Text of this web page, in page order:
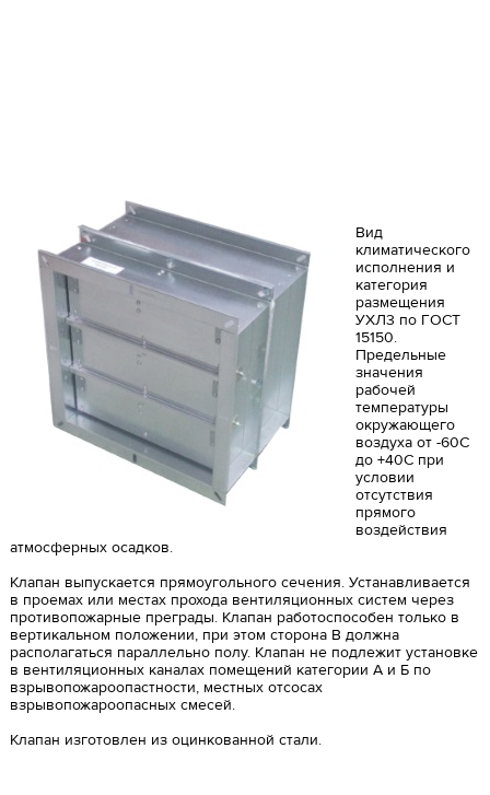
Вид
климатического
исполнения и
категория
размещения
УХЛ3 по ГОСТ
15150.
Предельные
значения
рабочей
температуры
окружающего
воздуха от -60С
до +40С при
условии
отсутствия
прямого
воздействия
атмосферных осадков.
Клапан выпускается прямоугольного сечения. Устанавливается
в проемах или местах прохода вентиляционных систем через
противопожарные преграды. Клапан работоспособен только в
вертикальном положении, при этом сторона B должна
располагаться параллельно полу. Клапан не подлежит установке
в вентиляционных каналах помещений категории А и Б по
взрывопожароопастности, местных отсосах
взрывопожароопасных смесей.
Клапан изготовлен из оцинкованной стали.